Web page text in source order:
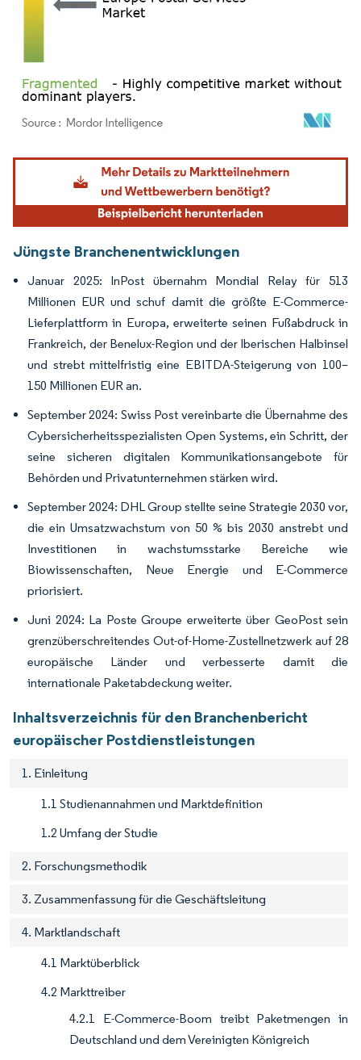
Bild © Mordor Intelligence. Wiederverwendung erfordert Namensnennung gemäß
Jüngste Branchenentwicklungen
Januar 2025: InPost übernahm Mondial Relay für 513
Millionen EUR und schuf damit die größte E-Commerce-
Lieferplattform in Europa, erweiterte seinen Fußabdruck in
Frankreich, der Benelux-Region und der Iberischen Halbinsel
und strebt mittelfristig eine EBITDA-Steigerung von 100–
150 Millionen EUR an.
September 2024: Swiss Post vereinbarte die Übernahme des
Cybersicherheitsspezialisten Open Systems, ein Schritt, der
seine sicheren digitalen Kommunikationsangebote für
Behörden und Privatunternehmen stärken wird.
September 2024: DHL Group stellte seine Strategie 2030 vor,
die ein Umsatzwachstum von 50 % bis 2030 anstrebt und
Investitionen in wachstumsstarke Bereiche wie
Biowissenschaften, Neue Energie und E-Commerce
priorisiert.
Juni 2024: La Poste Groupe erweiterte über GeoPost sein
grenzüberschreitendes Out-of-Home-Zustellnetzwerk auf 28
europäische Länder und verbesserte damit die
internationale Paketabdeckung weiter.
Inhaltsverzeichnis für den Branchenbericht
europäischer Postdienstleistungen
1. Einleitung
1.1 Studienannahmen und Marktdefinition
1.2 Umfang der Studie
2. Forschungsmethodik
3. Zusammenfassung für die Geschäftsleitung
4. Marktlandschaft
4.1 Marktüberblick
4.2 Markttreiber
4.2.1 E-Commerce-Boom treibt Paketmengen in
Deutschland und dem Vereinigten Königreich